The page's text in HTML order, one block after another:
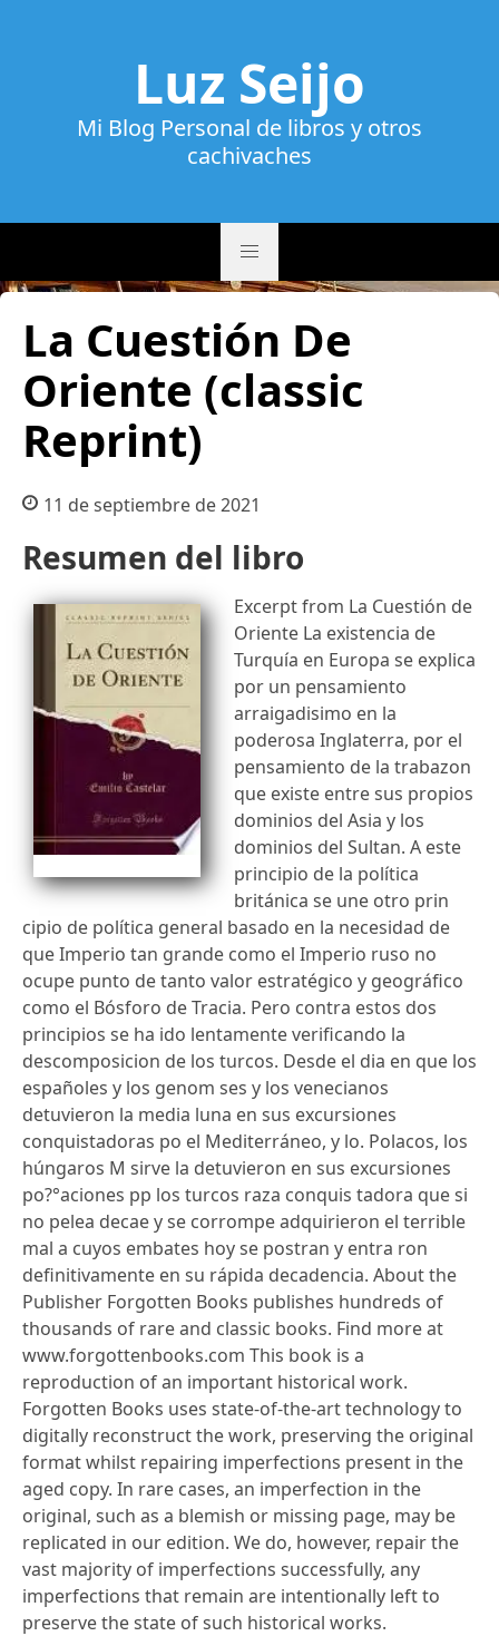
Luz Seijo
Mi Blog Personal de libros y otros
cachivaches
La Cuestión De
Oriente (classic
Reprint)
11 de septiembre de 2021
Resumen del libro
Excerpt from La Cuestión de
Oriente La existencia de
Turquía en Europa se explica
por un pensamiento
arraigadisimo en la
poderosa Inglaterra, por el
pensamiento de la trabazon
que existe entre sus propios
dominios del Asia y los
dominios del Sultan. A este
principio de la política
británica se une otro prin
cipio de política general basado en la necesidad de
que Imperio tan grande como el Imperio ruso no
ocupe punto de tanto valor estratégico y geográfico
como el Bósforo de Tracia. Pero contra estos dos
principios se ha ido lentamente verificando la
descomposicion de los turcos. Desde el dia en que los
españoles y los genom ses y los venecianos
detuvieron la media luna en sus excursiones
conquistadoras po el Mediterráneo, y lo. Polacos, los
húngaros M sirve la detuvieron en sus excursiones
po?°aciones pp los turcos raza conquis tadora que si
no pelea decae y se corrompe adquirieron el terrible
mal a cuyos embates hoy se postran y entra ron
definitivamente en su rápida decadencia. About the
Publisher Forgotten Books publishes hundreds of
thousands of rare and classic books. Find more at
www.forgottenbooks.com This book is a
reproduction of an important historical work.
Forgotten Books uses state-of-the-art technology to
digitally reconstruct the work, preserving the original
format whilst repairing imperfections present in the
aged copy. In rare cases, an imperfection in the
original, such as a blemish or missing page, may be
replicated in our edition. We do, however, repair the
vast majority of imperfections successfully, any
imperfections that remain are intentionally left to
preserve the state of such historical works.